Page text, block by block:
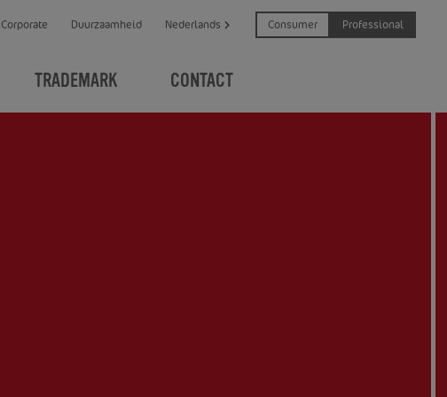
Corporate Duurzaamheid Nederlands Professional
Consumer
TRADEMARK CONTACT